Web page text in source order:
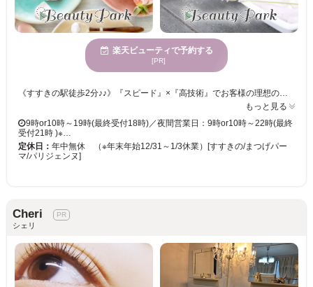
楽天ビューティで予約する
[PR]
《すすきの駅徒歩2分♪♪》『スピード』×『高技術』でお客様の理想の目元を叶える為、お手頃価格でマツエク・まつげパーマをご提供◎居心地の良い半個室&夢見心地リクライニングチェアでゆっくりお過ごし下さい♪ miel札幌大通店はお客様に満足頂けるような、高い技術・接客・提案力で「なりたい目元を叶える」を大切にしています。 . そのおかげで、まつげパーマが上手なサロンと特集されたことも♪ ぜひエリアTOPクラスのお手頃価格でまつげパーマやパリジェンヌラッシュリフトをお楽しみください！ . miel（ミエル）とは、フランス語でハチミツ*。 . 【電話予約について】サロンからのお願い 当店はご来店中のお客様との時間を大切にするため、お電話でのご予約ですとお待たせしてしまう場合があります。 また、楽天ビューティー経由のお電話は、予約専用のためお客様のお電話番号がわからず、折り返しが出来かねます。 大変恐縮ですが、楽天ビューティー等のネット予約からご予約をお願いいたします。
もっと見る
9時or10時～19時(最終受付18時)／夜間営業日：9時or10時～22時(最終
受付21時 )※…
定休日： 年中無休 （※年末年始12/31～1/3休業）[すすきの/まつげパー
マ/パリジェンヌ]
Cheri
シェリ